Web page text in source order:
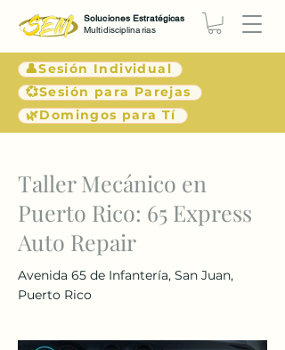
👤Sesión Individual
💞Sesión para Parejas
🌿Domingos para Tí
Soluciones Estratégicas
Multidisciplinarias
< Atrás
Taller Mecánico en
Puerto Rico: 65 Express
Auto Repair
Avenida 65 de Infantería, San Juan,
Puerto Rico